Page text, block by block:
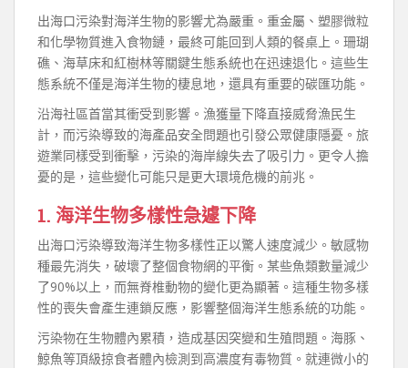
出海口污染對海洋生物的影響尤為嚴重。重金屬、塑膠微粒
和化學物質進入食物鏈，最終可能回到人類的餐桌上。珊瑚
礁、海草床和紅樹林等關鍵生態系統也在迅速退化。這些生
態系統不僅是海洋生物的棲息地，還具有重要的碳匯功能。
沿海社區首當其衝受到影響。漁獲量下降直接威脅漁民生
計，而污染導致的海產品安全問題也引發公眾健康隱憂。旅
遊業同樣受到衝擊，污染的海岸線失去了吸引力。更令人擔
憂的是，這些變化可能只是更大環境危機的前兆。
1. 海洋生物多樣性急遽下降
出海口污染導致海洋生物多樣性正以驚人速度減少。敏感物
種最先消失，破壞了整個食物網的平衡。某些魚類數量減少
了90%以上，而無脊椎動物的變化更為顯著。這種生物多樣
性的喪失會產生連鎖反應，影響整個海洋生態系統的功能。
污染物在生物體內累積，造成基因突變和生殖問題。海豚、
鯨魚等頂級掠食者體內檢測到高濃度有毒物質。就連微小的